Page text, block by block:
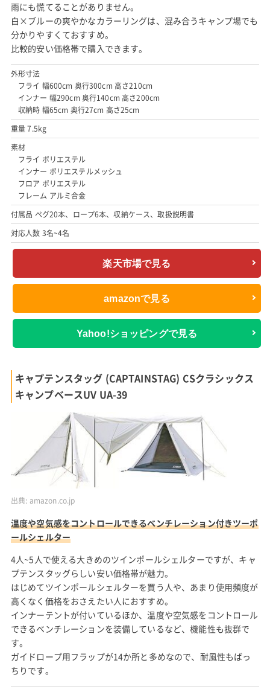
雨にも慌てることがありません。
白×ブルーの爽やかなカラーリングは、混み合うキャンプ場でも
分かりやすくておすすめ。
比較的安い価格帯で購入できます。
外形寸法
フライ 幅600cm 奥行300cm 高さ210cm
インナー 幅290cm 奥行140cm 高さ200cm
収納時 幅65cm 奥行27cm 高さ25cm
重量 7.5kg
素材
フライ ポリエステル
インナー ポリエステルメッシュ
フロア ポリエステル
フレーム アルミ合金
付属品 ペグ20本、ロープ6本、収納ケース、取扱説明書
対応人数 3名~4名
楽天市場で見る
amazonで見る
Yahoo!ショッピングで見る
キャプテンスタッグ (CAPTAINSTAG) CSクラシックス
キャンプベースUV UA-39
出典: amazon.co.jp
温度や空気感をコントロールできるベンチレーション付きツーポ
ールシェルター
4人~5人で使える大きめのツインポールシェルターですが、キャ
プテンスタッグらしい安い価格帯が魅力。
はじめてツインポールシェルターを買う人や、あまり使用頻度が
高くなく価格をおさえたい人におすすめ。
インナーテントが付いているほか、温度や空気感をコントロール
できるベンチレーションを装備しているなど、機能性も抜群で
す。
ガイドロープ用フラップが14か所と多めなので、耐風性もばっ
ちりです。